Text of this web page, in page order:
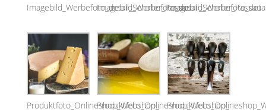
Imagebild_Werbefoto_detail_Schaller_Passau
Imagebild_Werbefoto_detail_Schaller_Passau
Produktfoto_Onlineshop_Webshop_Produktfoto_Onlineshop_Webshop_